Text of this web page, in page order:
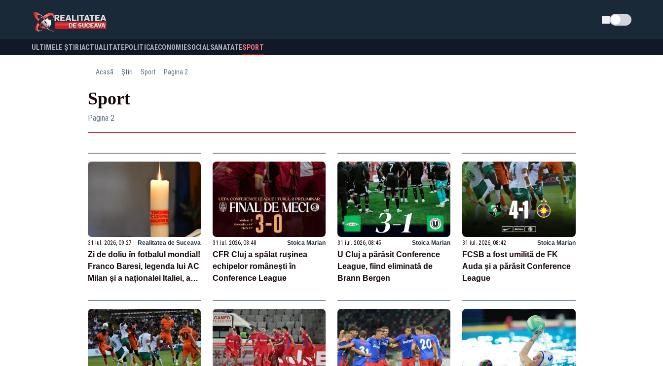
Schimba tema
ULTIMELE ȘTIRI ACTUALITATE POLITICA ECONOMIESOCIALSANATATESPORT
Acasă Știri Sport Pagina 2
Sport
Pagina 2
31 iul. 2026, 09:27 Realitatea de Suceava
Zi de doliu în fotbalul mondial!
Franco Baresi, legenda lui AC
Milan și a naționalei Italiei, a
31 iul. 2026, 08:48 Stoica Marian
CFR Cluj a spălat ruşinea
echipelor româneşti în
Conference League
31 iul. 2026, 08:45 Stoica Marian
U Cluj a părăsit Conference
League, fiind eliminată de
Brann Bergen
31 iul. 2026, 08:42 Stoica Marian
FCSB a fost umilită de FK
Auda și a părăsit Conference
League